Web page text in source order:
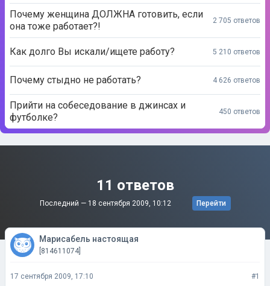
Почему женщина ДОЛЖНА готовить, если
она тоже работает?!
2 705 ответов
Как долго Вы искали/ищете работу? 5 210 ответов
Почему стыдно не работать? 4 626 ответов
Прийти на собеседование в джинсах и
футболке?
450 ответов
11 ответов
Последний — 18 сентября 2009, 10:12 Перейти
Марисабель настоящая
[814611074]
17 сентября 2009, 17:10 #1